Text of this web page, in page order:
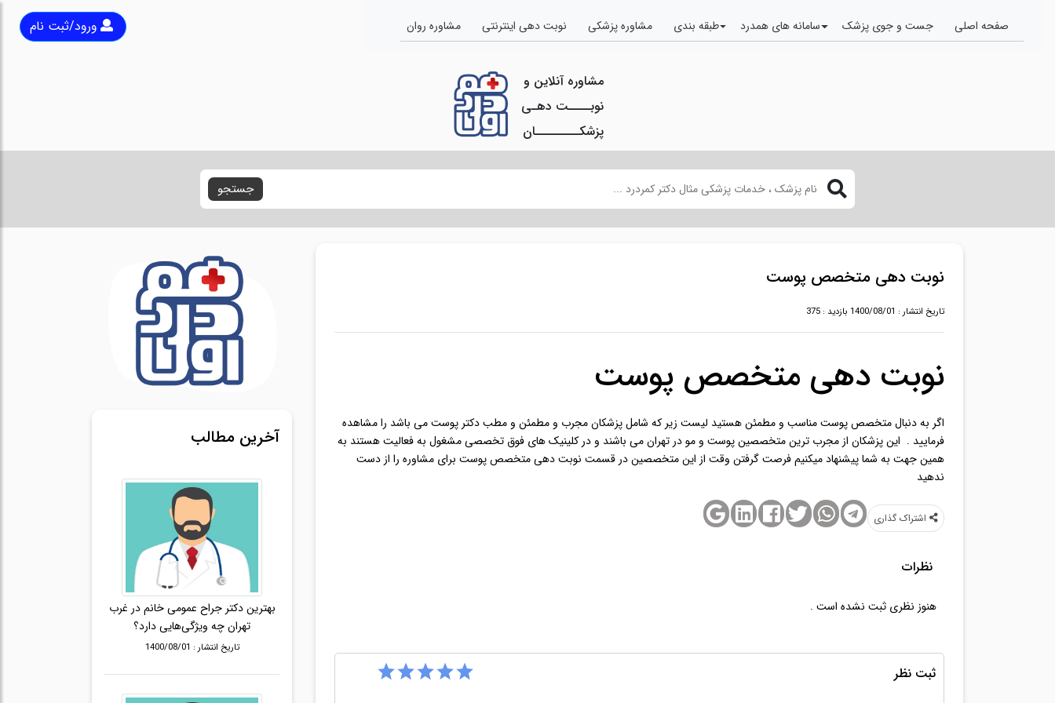
صفحه اصلی جست و جوی پزشک سامانه های همدرد طبقه بندی مشاوره پزشکی نوبت دهی اینترنتی مشاوره روان ورود/ثبت نام
مشاوره آنلاین و
نوبــــت دهـی
پزشکــــــــان
جستجو
نوبت دهی متخصص پوست
تاریخ انتشار : 1400/08/01 بازدید : 375
نوبت دهی متخصص پوست
اگر به دنبال متخصص پوست مناسب و مطمئن هستید لیست زیر که شامل پزشکان مجرب و مطمئن و مطب دکتر پوست می باشد را مشاهده
فرمایید . این پزشکان از مجرب ترین متخصصین پوست و مو در تهران می باشند و در کلینیک های فوق تخصصی مشغول به فعالیت هستند به
همین جهت به شما پیشنهاد میکنیم فرصت گرفتن وقت از این متخصصین در قسمت نوبت دهی متخصص پوست برای مشاوره را از دست
ندهید
اشتراک‌ گذاری
نظرات
هنوز نظری ثبت نشده است .
ثبت نظر
آخرین مطالب
بهترین دکتر جراح عمومی خانم در غرب
تهران چه ویژگی‌هایی دارد؟
تاریخ انتشار : 1400/08/01